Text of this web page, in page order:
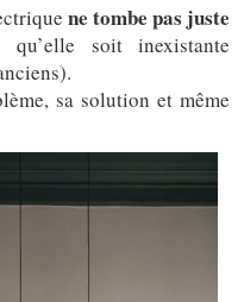
ne tombe pas juste
soit inexistante
sa solution et même